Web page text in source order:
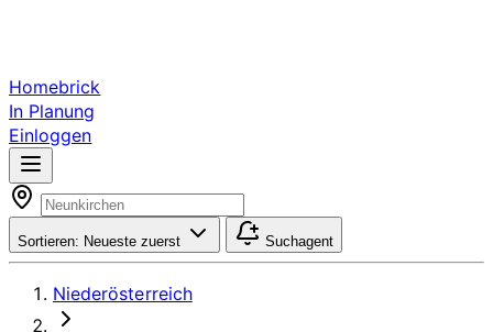
Homebrick
In Planung
Einloggen
Sortieren: Neueste zuerst Suchagent
Niederösterreich